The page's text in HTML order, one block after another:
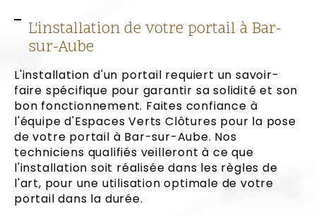
L'installation de votre portail à Bar-
sur-Aube
L'installation d'un portail requiert un savoir-
faire spécifique pour garantir sa solidité et son
bon fonctionnement. Faites confiance à
l'équipe d'Espaces Verts Clôtures pour la pose
de votre portail à Bar-sur-Aube. Nos
techniciens qualifiés veilleront à ce que
l'installation soit réalisée dans les règles de
l'art, pour une utilisation optimale de votre
portail dans la durée.